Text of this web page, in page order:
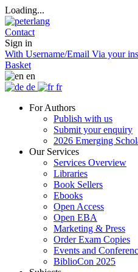
Loading...
Contact
Sign in
With Username/Email Via your
Basket
en
de
fr
For Authors
Publish with us
Submit your enquiry
2026 Emerging
Our Services
Services Overview
Libraries
Book Sellers
Ebooks
Open Access
Open EBA
Marketing & Press
Order Exam Copies
Events and
BiblioCon 2025